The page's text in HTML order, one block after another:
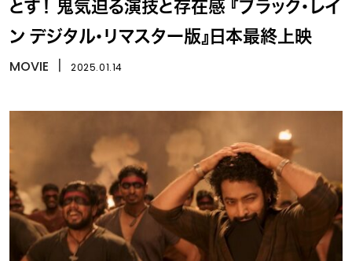
とす！ 鬼気迫る演技と存在感 『ブラック・レイ
ン デジタル・リマスター版』日本最終上映
MOVIE 2025.01.14